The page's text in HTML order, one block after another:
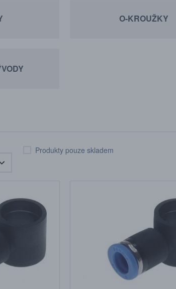
O-KROUŽKY
Produkty pouze skladem